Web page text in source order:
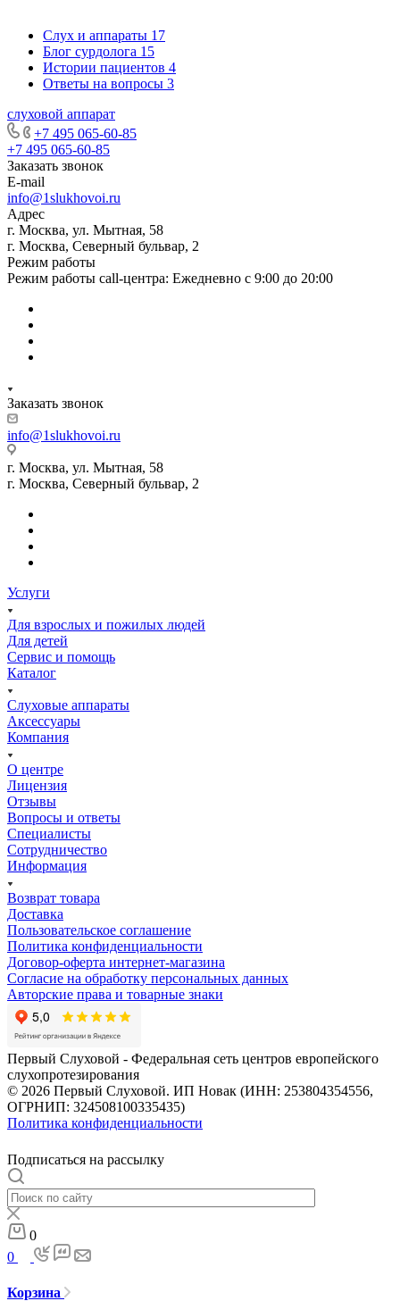
Слух и аппараты 17
Блог сурдолога 15
Истории пациентов 4
Ответы на вопросы 3
слуховой аппарат
+7 495 065-60-85
+7 495 065-60-85
Заказать звонок
E-mail
info@1slukhovoi.ru
Адрес
г. Москва, ул. Мытная, 58
г. Москва, Северный бульвар, 2
Режим работы
Режим работы call-центра: Ежедневно с 9:00 до 20:00
Заказать звонок
info@1slukhovoi.ru
г. Москва, ул. Мытная, 58
г. Москва, Северный бульвар, 2
Услуги
Для взрослых и пожилых людей
Для детей
Сервис и помощь
Каталог
Слуховые аппараты
Аксессуары
Компания
О центре
Лицензия
Отзывы
Вопросы и ответы
Специалисты
Сотрудничество
Информация
Возврат товара
Доставка
Пользовательское соглашение
Политика конфиденциальности
Договор-оферта интернет-магазина
Согласие на обработку персональных данных
Авторские права и товарные знаки
Первый Слуховой - Федеральная сеть центров европейского
слухопротезирования
© 2026 Первый Слуховой. ИП Новак (ИНН: 253804354556,
ОГРНИП: 324508100335435)
Политика конфиденциальности
Подписаться на рассылку
0
0
Корзина